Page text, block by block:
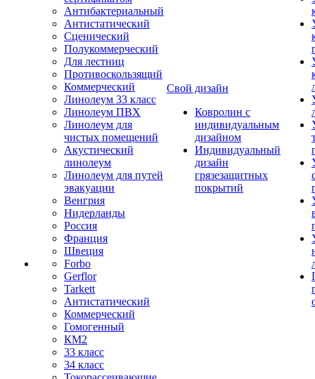
Антибактериальный
Антистатический
Сценический
Полукоммерческий
Для лестниц
Противоскользящий
Коммерческий
Линолеум 33 класс
Линолеум ПВХ
Линолеум для
чистых помещений
Акустический
линолеум
Линолеум для путей
эвакуации
Венгрия
Нидерланды
Россия
Франция
Швеция
Forbo
Gerflor
Tarkett
Антистатический
Коммерческий
Гомогенный
КМ2
33 класс
34 класс
Свой дизайн
Ковролин с
индивидуальным
дизайном
Индивидуальный
дизайн
грязезащитных
покрытий